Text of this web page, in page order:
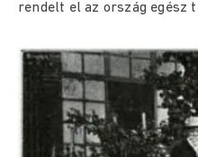
rendelt el az ország egész